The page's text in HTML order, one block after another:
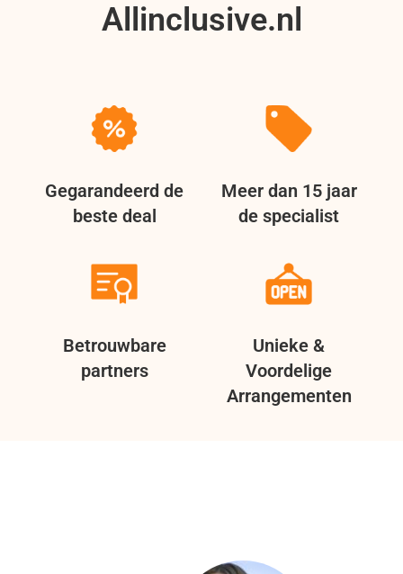
Allinclusive.nl
Gegarandeerd de
beste deal
Meer dan 15 jaar
de specialist
Betrouwbare
partners
Unieke &
Voordelige
Arrangementen